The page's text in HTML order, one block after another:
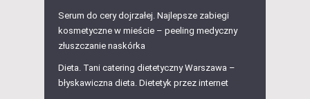
Serum do cery dojrzałej. Najlepsze zabiegi
kosmetyczne w mieście – peeling medyczny
złuszczanie naskórka
Dieta. Tani catering dietetyczny Warszawa –
błyskawiczna dieta. Dietetyk przez internet